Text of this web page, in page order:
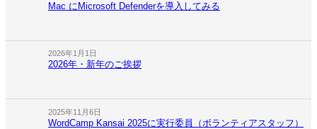
Mac にMicrosoft Defenderを導入してみる
2026年1月1日
2026年・新年のご挨拶
2025年11月6日
WordCamp Kansai 2025に実行委員（ボランティアスタッフ）